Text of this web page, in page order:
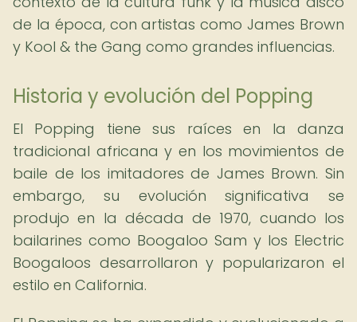
de la época, con artistas como James Brown
y Kool & the Gang como grandes influencias.
Historia y evolución del Popping
El Popping tiene sus raíces en la danza
tradicional africana y en los movimientos de
baile de los imitadores de James Brown. Sin
embargo, su evolución significativa se
produjo en la década de 1970, cuando los
bailarines como Boogaloo Sam y los Electric
Boogaloos desarrollaron y popularizaron el
estilo en California.